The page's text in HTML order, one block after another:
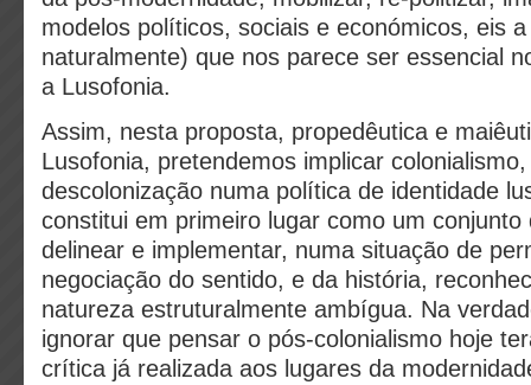
modelos políticos, sociais e económicos, eis
naturalmente) que nos parece ser essencial
a Lusofonia.
Assim, nesta proposta, propedêutica e
Lusofonia, pretendemos implicar
descolonização numa política de identidade
constitui em primeiro lugar como um conjunto
delinear e implementar, numa situação de
negociação do sentido, e da história,
natureza estruturalmente ambígua. Na
ignorar que pensar o pós-colonialismo hoje
crítica já realizada aos lugares da